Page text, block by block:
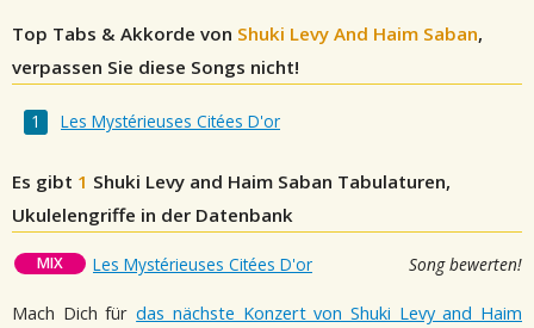
Top Tabs & Akkorde von Shuki Levy And Haim Saban,
verpassen Sie diese Songs nicht!
Les Mystérieuses Citées D'or
Es gibt 1 Shuki Levy and Haim Saban Tabulaturen,
Ukulelengriffe in der Datenbank
MIX Les Mystérieuses Citées D'or Song bewerten!
Mach Dich fürdas nächste Konzert von Shuki Levy and Haim